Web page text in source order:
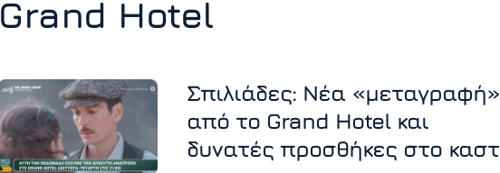
Grand Hotel
Σπιλιάδες: Νέα «μεταγραφή»
από το Grand Hotel και
δυνατές προσθήκες στο καστ